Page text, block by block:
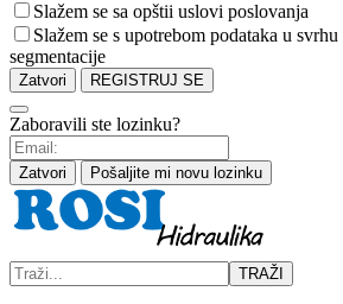
Slažem se sa opštii uslovi poslovanja
Slažem se s upotrebom podataka u
segmentacije
Zatvori REGISTRUJ SE
Zaboravili ste lozinku?
Zatvori Pošaljite mi novu lozinku
TRAŽI